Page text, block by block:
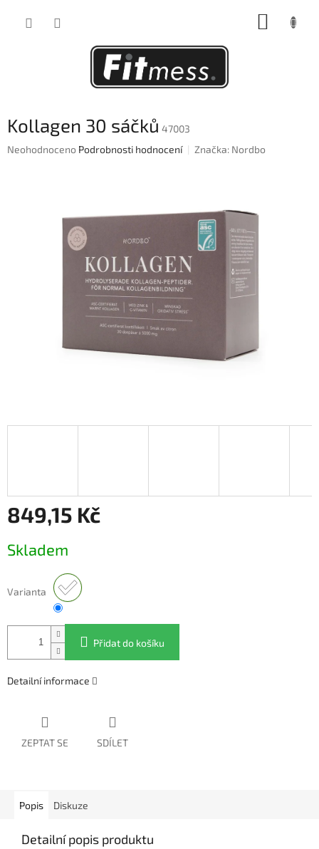
Kollagen 30 sáčků 47003
Průměrné
Neohodnoceno Podrobnosti hodnocení Značka: Nordbo
849,15 Kč
cena:
Skladem
Varianta
Přidat do košíku
Detailní informace
ZEPTAT SE SDÍLET
Popis Diskuze
Detailní popis produktu